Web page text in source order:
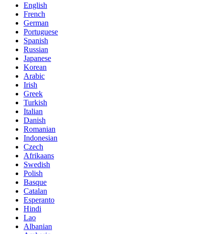
English
French
German
Portuguese
Spanish
Russian
Japanese
Korean
Arabic
Irish
Greek
Turkish
Italian
Danish
Romanian
Indonesian
Czech
Afrikaans
Swedish
Polish
Basque
Catalan
Esperanto
Hindi
Lao
Albanian